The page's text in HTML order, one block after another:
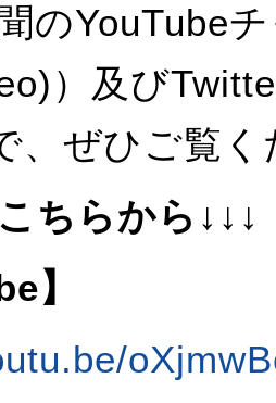
のYouTube
）及び
、ぜひご覧く
ちらから↓↓↓
】